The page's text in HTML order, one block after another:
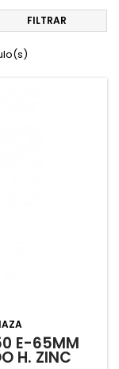
FILTRAR
E-65MM
H. ZINC